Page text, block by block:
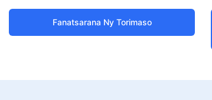
Fanatsarana Ny Torimaso